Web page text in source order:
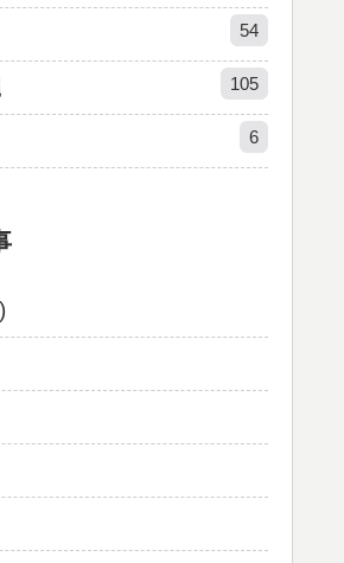
54
105
6